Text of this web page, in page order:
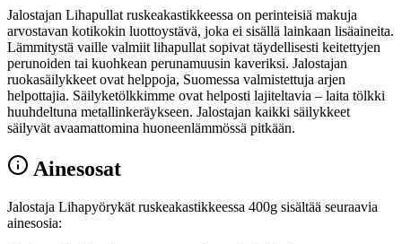
Jalostajan Lihapullat ruskeakastikkeessa on perinteisiä makuja
arvostavan kotikokin luottoystävä, joka ei sisällä lainkaan lisäaineita.
Lämmitystä vaille valmiit lihapullat sopivat täydellisesti keitettyjen
perunoiden tai kuohkean perunamuusin kaveriksi. Jalostajan
ruokasäilykkeet ovat helppoja, Suomessa valmistettuja arjen
helpottajia. Säilyketölkkimme ovat helposti lajiteltavia – laita tölkki
huuhdeltuna metallinkeräykseen. Jalostajan kaikki säilykkeet
säilyvät avaamattomina huoneenlämmössä pitkään.
Ainesosat
Jalostaja Lihapyörykät ruskeakastikkeessa 400g sisältää seuraavia
ainesosia: